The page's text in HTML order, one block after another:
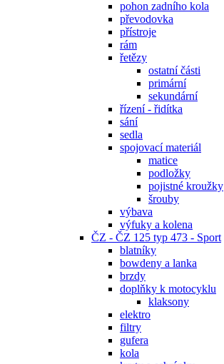
pohon zadního kola
převodovka
přístroje
rám
řetězy
ostatní části
primární
sekundární
řízení - řidítka
sání
sedla
spojovací materiál
matice
podložky
pojistné kroužky
šrouby
výbava
výfuky a kolena
ČZ - ČZ 125 typ 473 - Sport
blatníky
bowdeny a lanka
brzdy
doplňky k motocyklu
klaksony
elektro
filtry
gufera
kola